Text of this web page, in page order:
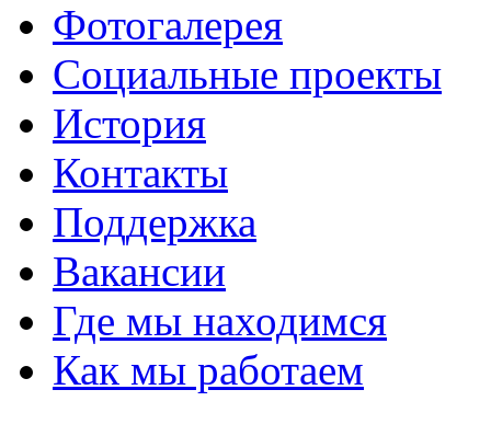
Фотогалерея
Социальные проекты
История
Контакты
Поддержка
Вакансии
Где мы находимся
Как мы работаем